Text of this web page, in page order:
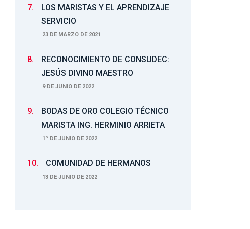
7.
LOS MARISTAS Y EL APRENDIZAJE
SERVICIO
23 DE MARZO DE 2021
8.
RECONOCIMIENTO DE CONSUDEC:
JESÚS DIVINO MAESTRO
9 DE JUNIO DE 2022
9.
BODAS DE ORO COLEGIO TÉCNICO
MARISTA ING. HERMINIO ARRIETA
1º DE JUNIO DE 2022
10. COMUNIDAD DE HERMANOS
13 DE JUNIO DE 2022